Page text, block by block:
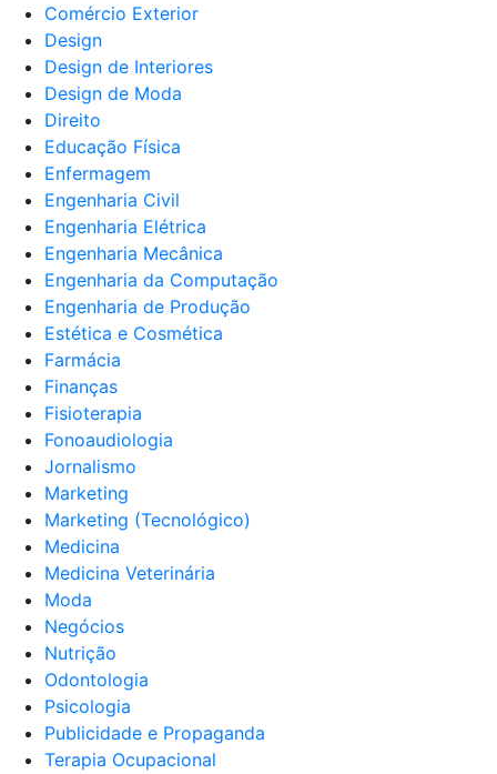
Comércio Exterior
Design
Design de Interiores
Design de Moda
Direito
Educação Física
Enfermagem
Engenharia Civil
Engenharia Elétrica
Engenharia Mecânica
Engenharia da Computação
Engenharia de Produção
Estética e Cosmética
Farmácia
Finanças
Fisioterapia
Fonoaudiologia
Jornalismo
Marketing
Marketing (Tecnológico)
Medicina
Medicina Veterinária
Moda
Negócios
Nutrição
Odontologia
Psicologia
Publicidade e Propaganda
Terapia Ocupacional